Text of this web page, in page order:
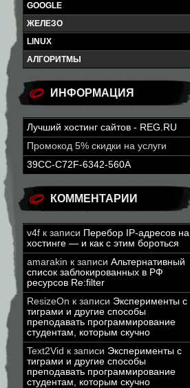
GOOGLE
ЖЕЛЕЗО
LINUX
АЛГОРИТМЫ
ИНФОРМАЦИЯ
Лучший хостинг сайтов - REG.RU
Промокод 5% скидки на услуги
39CC-C72F-6342-560A
КОММЕНТАРИИ
v4f к записи Перебор IP-адресов на
хостинге — и как с этим бороться
amarakin к записи Альтернативный
список заблокированных в РФ
ресурсов Re:filter
ResizeOn к записи Эксперименты с
тиграми и другие способы
преподавать программирование
студентам, которым скучно
Text2Vid к записи Эксперименты с
тиграми и другие способы
преподавать программирование
студентам, которым скучно